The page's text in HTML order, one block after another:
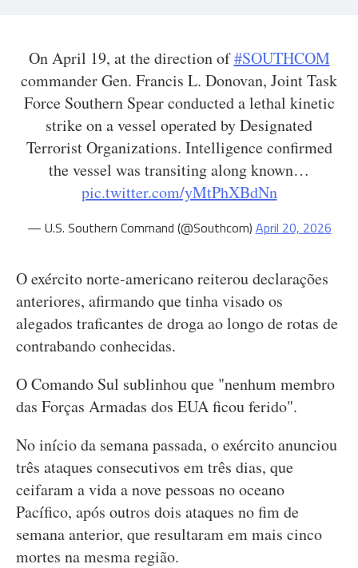
On April 19, at the direction of#SOUTHCOM
commander Gen. Francis L. Donovan, Joint Task
Force Southern Spear conducted a lethal kinetic
strike on a vessel operated by Designated
Terrorist Organizations. Intelligence confirmed
the vessel was transiting along known…
pic.twitter.com/yMtPhXBdNn
— U.S. Southern Command (@Southcom) April 20, 2026
O exército norte-americano reiterou declarações
anteriores, afirmando que tinha visado os
alegados traficantes de droga ao longo de rotas de
contrabando conhecidas.
O Comando Sul sublinhou que "nenhum membro
das Forças Armadas dos EUA ficou ferido".
No início da semana passada, o exército anunciou
três ataques consecutivos em três dias, que
ceifaram a vida a nove pessoas no oceano
Pacífico, após outros dois ataques no fim de
semana anterior, que resultaram em mais cinco
mortes na mesma região.